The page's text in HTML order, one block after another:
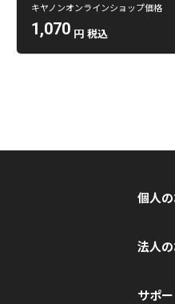
キヤノンオンラインショップ価格
1,070 円 税込
個人
法人
サポ